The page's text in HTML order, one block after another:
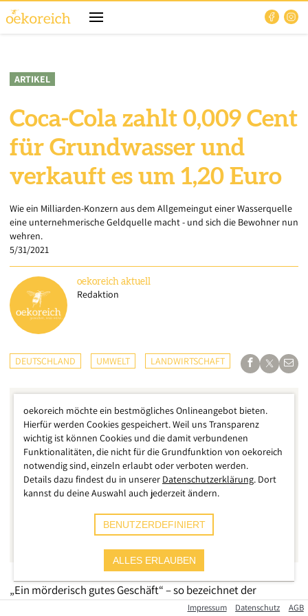
ARTIKEL
Coca-Cola zahlt 0,009 Cent
für Grundwasser und
verkauft es um 1,20 Euro
Wie ein Milliarden-Konzern aus dem Allgemeingut einer Wasserquelle
eine unternehmerische Geldquelle macht - und sich die Bewohner nun
wehren.
5/31/2021
oekoreich aktuell
Redaktion
DEUTSCHLAND UMWELT LANDWIRTSCHAFT
„Ein mörderisch gutes Geschäft“ – so bezeichnet der
deutsche Sozioökonom Jakob Kapeller im Gespräch mit dem
Impressum Datenschutz AGB
oekoreich möchte ein bestmögliches Onlineangebot bieten.
Hierfür werden Cookies gespeichert. Weil uns Transparenz
wichtig ist können Cookies und die damit verbundenen
Funktionalitäten, die nicht für die Grundfunktion von oekoreich
notwendig sind, einzeln erlaubt oder verboten werden.
Details dazu findest du in unserer Datenschutzerklärung. Dort
kannst du deine Auswahl auch jederzeit ändern.
BENUTZERDEFINIERT
ALLES ERLAUBEN